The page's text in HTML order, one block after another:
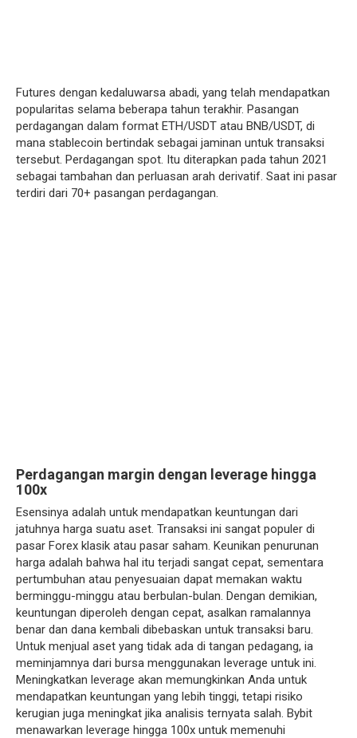
Futures dengan kedaluwarsa abadi, yang telah mendapatkan
popularitas selama beberapa tahun terakhir. Pasangan
perdagangan dalam format ETH/USDT atau BNB/USDT, di
mana stablecoin bertindak sebagai jaminan untuk transaksi
tersebut. Perdagangan spot. Itu diterapkan pada tahun 2021
sebagai tambahan dan perluasan arah derivatif. Saat ini pasar
terdiri dari 70+ pasangan perdagangan.
Perdagangan margin dengan leverage hingga
100x
Esensinya adalah untuk mendapatkan keuntungan dari
jatuhnya harga suatu aset. Transaksi ini sangat populer di
pasar Forex klasik atau pasar saham. Keunikan penurunan
harga adalah bahwa hal itu terjadi sangat cepat, sementara
pertumbuhan atau penyesuaian dapat memakan waktu
berminggu-minggu atau berbulan-bulan. Dengan demikian,
keuntungan diperoleh dengan cepat, asalkan ramalannya
benar dan dana kembali dibebaskan untuk transaksi baru.
Untuk menjual aset yang tidak ada di tangan pedagang, ia
meminjamnya dari bursa menggunakan leverage untuk ini.
Meningkatkan leverage akan memungkinkan Anda untuk
mendapatkan keuntungan yang lebih tinggi, tetapi risiko
kerugian juga meningkat jika analisis ternyata salah. Bybit
menawarkan leverage hingga 100x untuk memenuhi